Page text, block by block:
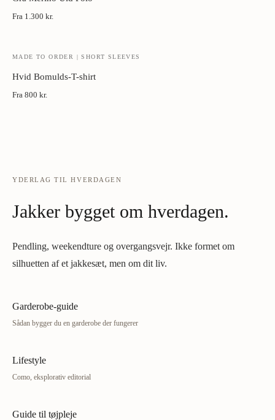
Fra 1.300 kr.
MADE TO ORDER | SHORT SLEEVES
Hvid Bomulds-T-shirt
Fra 800 kr.
YDERLAG TIL HVERDAGEN
Jakker bygget om hverdagen.
Pendling, weekendture og overgangsvejr. Ikke formet om
silhuetten af et jakkesæt, men om dit liv.
Garderobe-guide
Sådan bygger du en garderobe der fungerer
Lifestyle
Como, eksplorativ editorial
Guide til tøjpleje